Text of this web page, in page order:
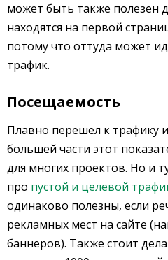
может быть также полезен
находятся на первой
потому что оттуда может
трафик.
Посещаемость
Плавно перешел к трафику
большей части этот
для многих проектов. Но и
про пустой и целевой
одинаково полезны, если
рекламных мест на сайте
баннеров). Также стоит